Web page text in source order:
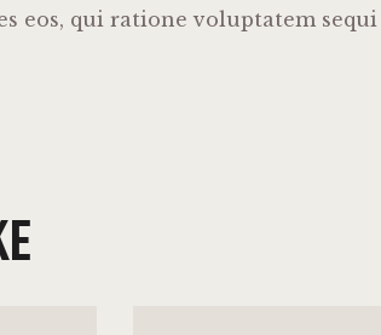
eos, qui ratione voluptatem